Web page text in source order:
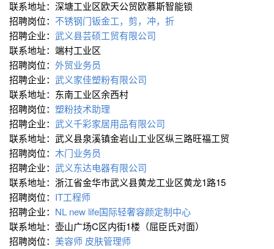
联系地址：深塘工业区欧天公贸欧慕斯智能锁
招聘岗位： 不锈钢门钣金工，剪，冲，折
招聘企业： 武义县芸硕工贸有限公司
联系地址：端村工业区
招聘岗位： 外贸业务员
招聘企业： 武义家佳塑粉有限公司
联系地址：东南工业区余西村
招聘岗位： 塑粉技术助理
招聘企业： 武义千彩家居用品有限公司
联系地址：武义县泉溪镇金岩山工业区纵三路旺福工贸
招聘岗位： 木门业务员
招聘企业： 武义东达电器有限公司
联系地址：浙江省金华市武义县黄龙工业区黄龙1路15
招聘岗位： IT工程师
招聘企业： NL new life国际轻奢容颜定制中心
联系地址：壶山广场C区内街1楼（屈臣氏对面）
招聘岗位： 美容师 皮肤管理师